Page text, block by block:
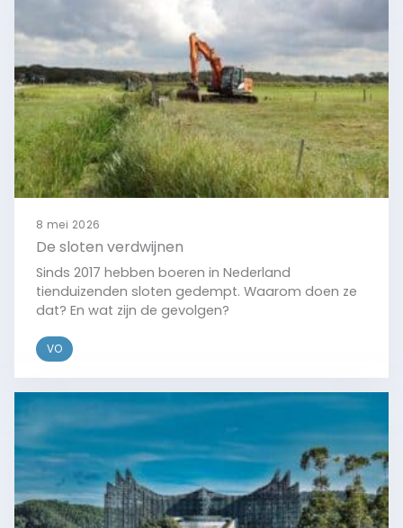
8 mei 2026
De sloten verdwijnen
Sinds 2017 hebben boeren in Nederland
tienduizenden sloten gedempt. Waarom doen ze
dat? En wat zijn de gevolgen?
VO
Bekijk